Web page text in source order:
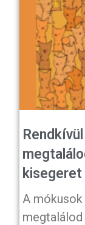
kisegeret
A